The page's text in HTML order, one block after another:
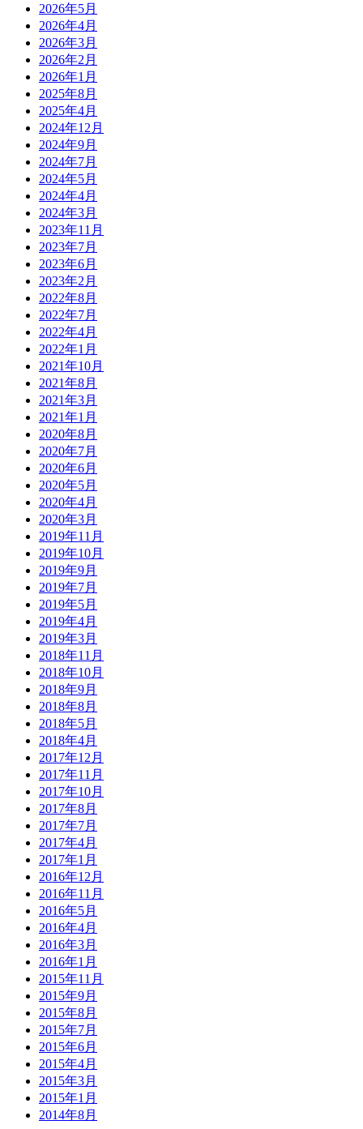
2026年5月
2026年4月
2026年3月
2026年2月
2026年1月
2025年8月
2025年4月
2024年12月
2024年9月
2024年7月
2024年5月
2024年4月
2024年3月
2023年11月
2023年7月
2023年6月
2023年2月
2022年8月
2022年7月
2022年4月
2022年1月
2021年10月
2021年8月
2021年3月
2021年1月
2020年8月
2020年7月
2020年6月
2020年5月
2020年4月
2020年3月
2019年11月
2019年10月
2019年9月
2019年7月
2019年5月
2019年4月
2019年3月
2018年11月
2018年10月
2018年9月
2018年8月
2018年5月
2018年4月
2017年12月
2017年11月
2017年10月
2017年8月
2017年7月
2017年4月
2017年1月
2016年12月
2016年11月
2016年5月
2016年4月
2016年3月
2016年1月
2015年11月
2015年9月
2015年8月
2015年7月
2015年6月
2015年4月
2015年3月
2015年1月
2014年8月